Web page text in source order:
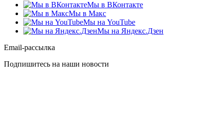
Мы в ВКонтакте
Мы в Макс
Мы на YouTube
Мы на Яндекс.Дзен
Email-рассылка
Подпишитесь на наши новости